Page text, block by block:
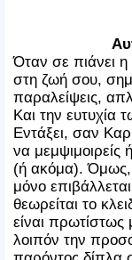
Όταν σε πιάνει
στη ζωή σου,
παραλείψεις,
Και την ευτυχία
Εντάξει, σαν
να μεμψιμοιρείς
(ή ακόμα). Όμως,
μόνο
θεωρείται το
είναι
λοιπόν την